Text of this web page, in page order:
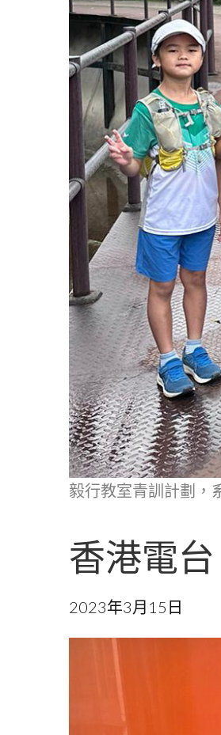
毅行教室青訓計劃，
香港電
2023年3月15日